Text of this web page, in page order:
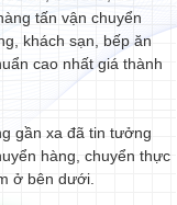
tấn vận chuyển
khách sạn, bếp ăn
cao nhất giá thành
gần xa đã tin tưởng
hàng, chuyển thực
ở bên dưới.